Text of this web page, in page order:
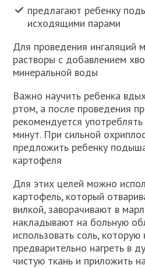
предлагают ребенку
исходящими парами
Для проведения ингаляций
растворы с добавлением
минеральной воды
Важно научить ребенка
ртом, а после проведения
рекомендуется
минут. При сильной
предложить ребенку
картофеля
Для этих целей можно
картофель, который
вилкой, заворачивают в
накладывают на больную
использовать соль,
предварительно нагреть в
чистую ткань и приложить